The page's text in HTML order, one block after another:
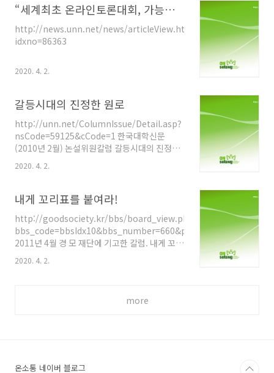
보를 제공하는 것이 의무인 국가 기관이 나서서
라 한다. 특히 세계 최빈국의 하나로 원조를 받던
나라가 원조 공여국이 된 유일한 사례다. 가히 ‘한
강의 기적’이라고 부를 만하다. 우리가 여기까지
오는데 교육이 기여한 바가 크다. 대한민국 학부
배운 탓에 이 정도로 살 수 있게 된 것이다. 그러
위를 맴돌고 있..
“세계최초 온라인토론대회, 가능성 있다”
http://news.unn.net/news/articleView.html?
idxno=86363
2020. 4. 2.
갈등시대의 진정한 원로
http://unn.net/ColumnIssue/Detail.asp?
nsCode=59125&cCode=1 한국대학신문
(2010년 2월) 논설위원칼럼 갈등시대의 진정한
원로 허경호(경희대학교, 언론소통학) 최근 영화
아바타를 보고 인간의 상상력은 과연 어디까지
쳐지는 생생한 화면 속으로 빨려 들어가 마치 현
반이 넘도록 몰입했었다. 평면에서 전개되는 종
래의 2D 영화와는 분명 차원이 다른 세계였기에
관람 후에도 그 감동과 충격이 꽤 오랫동안 머릿
속에 머물렀다. 오죽하면 제임스 카메룬 감독이
2020. 4. 2.
내게 꼬리표를 붙여라!
http://goodsociety.kr/bbs/board_view.php?
2011년 4월 경 모 재단에 기고한 칼럼. 내게 꼬리
표를 붙여라! 허경호(경희대 교수·언론소통학)
얼마 전의 일이다. 학회모임 후 몇몇 교수들이 모
로의 생각을 피력했다. 즉 요즘 아이들은 우리 세
기의 수호자라기보다는 자신의 국익에 따라 얼마
2020. 4. 2.
more
온소통 네이버 블로그